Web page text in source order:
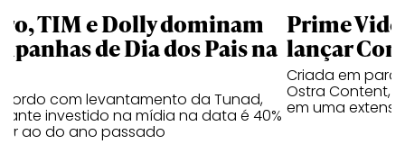
TIM e Dolly dominam
de Dia dos Pais na
com levantamento da Tunad,
investido na mídia na data é 40%
ao do ano passado
Prime
lançar
Criada em
Ostra Content,
em uma